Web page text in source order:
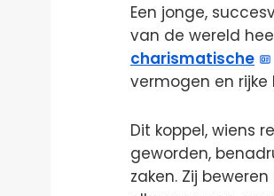
Een jonge,
van de wereld
charismatische
vermogen en
Dit koppel, wiens
geworden,
zaken. Zij